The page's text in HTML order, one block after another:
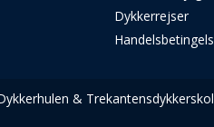
Dykkerrejser
&